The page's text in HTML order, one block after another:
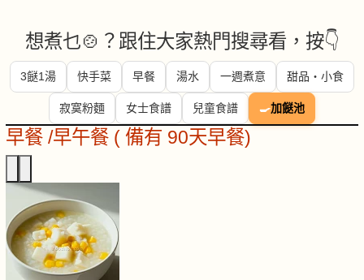
想煮乜🍲？跟住大家熱門搜尋看，按👇
3餸1湯 快手菜 早餐 湯水 一週煮意 甜品・小食
寂寞粉麵 女士食譜 兒童食譜 🍳加餸池
早餐 /早午餐 ( 備有 90天早餐)